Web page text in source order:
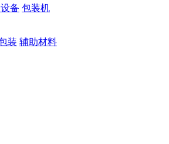
备 包装机
装 辅助材料